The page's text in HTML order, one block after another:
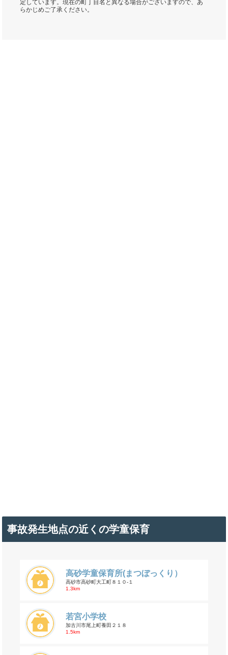
定しています。現在の町丁目名と異なる場合がございますので、あ
らかじめご了承ください。
事故発生地点の近くの学童保育
高砂学童保育所(まつぼっくり）
高砂市高砂町大工町８１０-１
1.3km
若宮小学校
加古川市尾上町養田２１８
1.5km